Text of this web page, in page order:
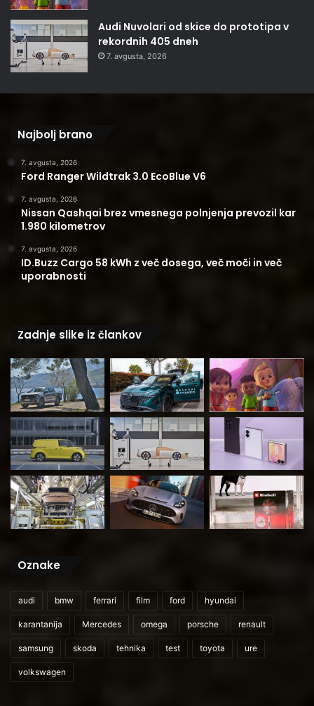
Audi Nuvolari od skice do prototipa v
rekordnih 405 dneh
7. avgusta, 2026
Najbolj brano
7. avgusta, 2026
Ford Ranger Wildtrak 3.0 EcoBlue V6
7. avgusta, 2026
Nissan Qashqai brez vmesnega polnjenja prevozil kar
1.980 kilometrov
7. avgusta, 2026
ID.Buzz Cargo 58 kWh z več dosega, več moči in več
uporabnosti
Zadnje slike iz člankov
Oznake
audi bmw ferrari film ford hyundai
karantanija Mercedes omega porsche renault
samsung skoda tehnika test toyota ure
volkswagen